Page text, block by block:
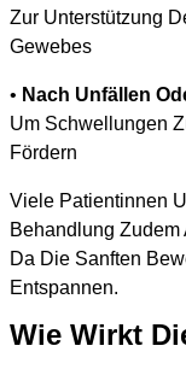
Zur Unterstützung
Gewebes
• Nach Unfällen
Um Schwellungen
Fördern
Viele Patientinnen
Behandlung Zudem
Da Die Sanften
Entspannen.
Wie Wirkt